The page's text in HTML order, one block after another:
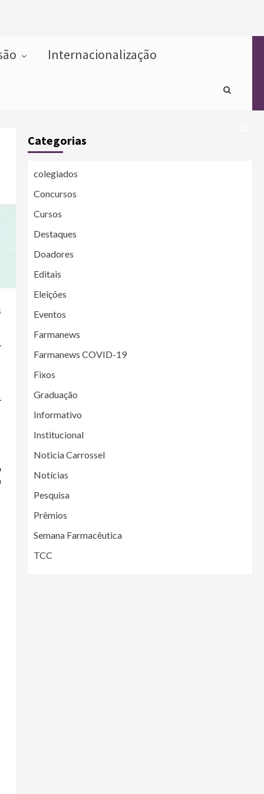
Internacionalização
Categorias
colegiados
Concursos
Cursos
Destaques
Doadores
Editais
Eleições
Eventos
Farmanews
Farmanews COVID-19
Fixos
Graduação
Informativo
Institucional
Noticia Carrossel
Notícias
Pesquisa
Prêmios
Semana Farmacêutica
TCC